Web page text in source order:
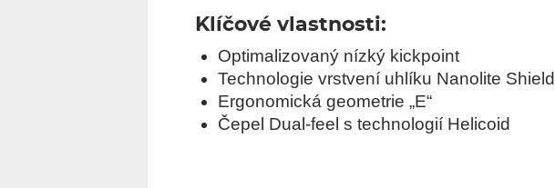
Klíčové vlastnosti:
Optimalizovaný nízký kickpoint
Technologie vrstvení uhlíku Nanolite Shield
Ergonomická geometrie „E“
Čepel Dual-feel s technologií Helicoid